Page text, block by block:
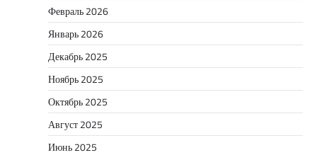
Февраль 2026
Январь 2026
Декабрь 2025
Ноябрь 2025
Октябрь 2025
Август 2025
Июнь 2025